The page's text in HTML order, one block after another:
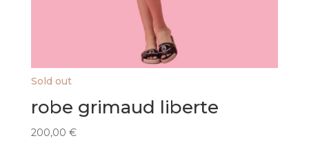
Sold out
robe grimaud liberte
200,00 €